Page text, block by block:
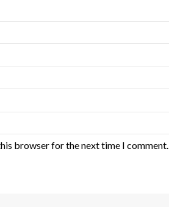
browser for the next time I comment.